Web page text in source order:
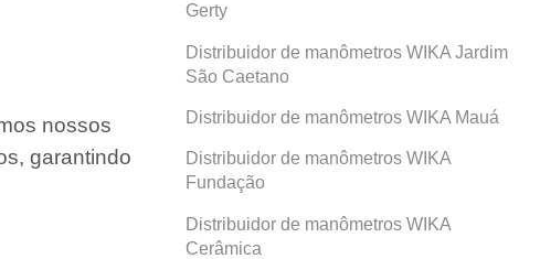
nossos
garantindo
Gerty
Distribuidor de manômetros WIKA Jardim
São Caetano
Distribuidor de manômetros WIKA Mauá
Distribuidor de manômetros WIKA
Fundação
Distribuidor de manômetros WIKA
Cerâmica